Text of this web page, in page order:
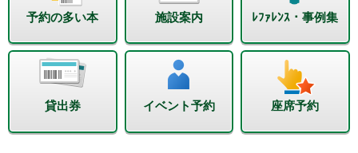
予約の多い本 施設案内 ﾚﾌｧﾚﾝｽ・事例集
貸出券 イベント予約 座席予約